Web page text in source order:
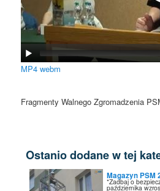
MP4 webm
Fragmenty Walnego Zgromadzenia
Ostanio dodane w tej
Magazyn PSM
*Zadbaj o
października